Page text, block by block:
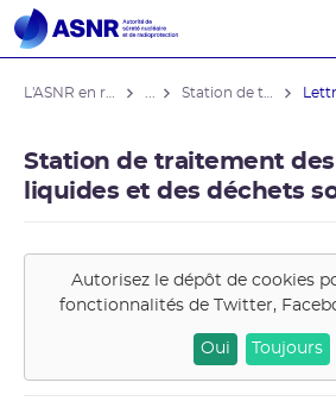
Station de traitement
liquides et des déchets
Autorisez le dépôt de cookies
fonctionnalités de Twitter,
Oui Toujours